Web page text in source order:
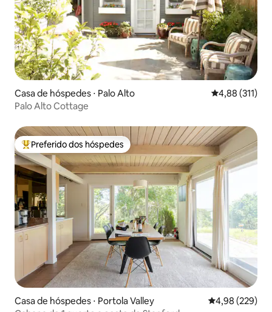
Casa de hóspedes ⋅ Palo Alto 4,88 de uma
4,88 (311)
Palo Alto Cottage
Entre os melhores preferidos dos hóspedes
Preferido dos hóspedes
Casa de hóspedes ⋅ Portola Valley 4,98 de uma
4,98 (229)